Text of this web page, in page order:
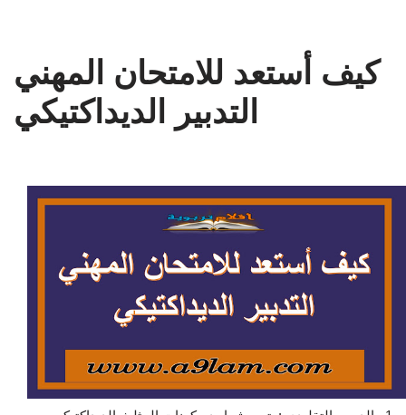
كيف أستعد للامتحان المهني
التدبير الديداكتيكي